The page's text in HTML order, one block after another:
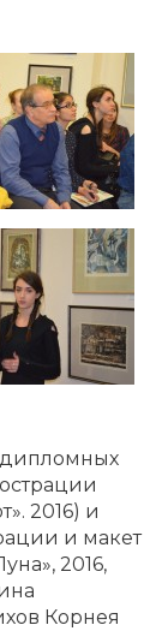
2016) и
и макет
2016,
Корнея